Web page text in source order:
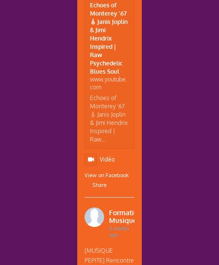
Echoes of
Monterey '67
🎸 Janis Joplin
& Jimi
Hendrix
Inspired |
Raw
Psychedelic
Blues Soul
www.youtube.
com
Echoes of
Monterey '67
🎸 Janis Joplin
& Jimi Hendrix
Inspired |
Raw...
Vidéo
View on Facebook
·
Share
Formations
Musique
3 weeks
ago
[MUSIQUE
PEPITE] Rencontre